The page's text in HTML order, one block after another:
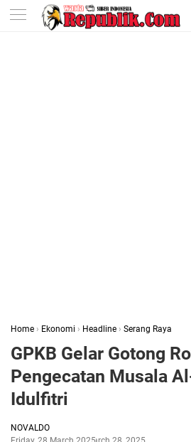
-->
Home › Ekonomi › Headline › Serang Raya
GPKB Gelar Gotong
Pengecatan Musala
Idulfitri
NOVALDO